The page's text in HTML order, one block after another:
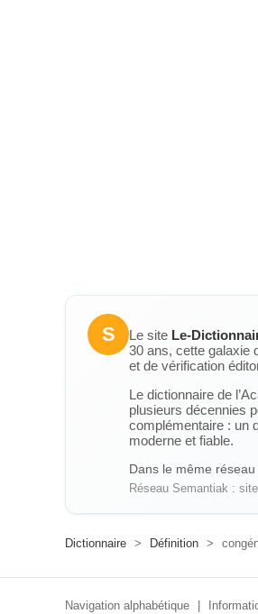
S Le site Le-
30 ans, cette galaxie
et de vérification
Le dictionnaire de
plusieurs décennies
complémentaire : un
moderne et fiable.
Dans le même réseau
Réseau Semantiak :
Dictionnaire > Définition >
Navigation alphabétique